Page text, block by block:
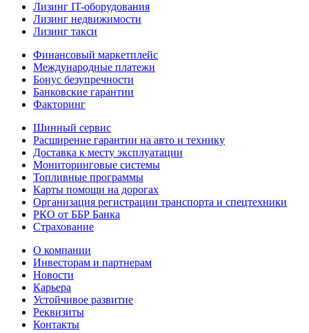
Лизинг IT-оборудования
Лизинг недвижимости
Лизинг такси
Финансовый маркетплейс
Международные платежи
Бонус безупречности
Банковские гарантии
Факторинг
Шинный сервис
Расширение гарантии на авто и технику
Доставка к месту эксплуатации
Мониторинговые системы
Топливные программы
Карты помощи на дорогах
Организация регистрации транспорта и спецтехники
РКО от ББР Банка
Страхование
О компании
Инвесторам и партнерам
Новости
Карьера
Устойчивое развитие
Реквизиты
Контакты